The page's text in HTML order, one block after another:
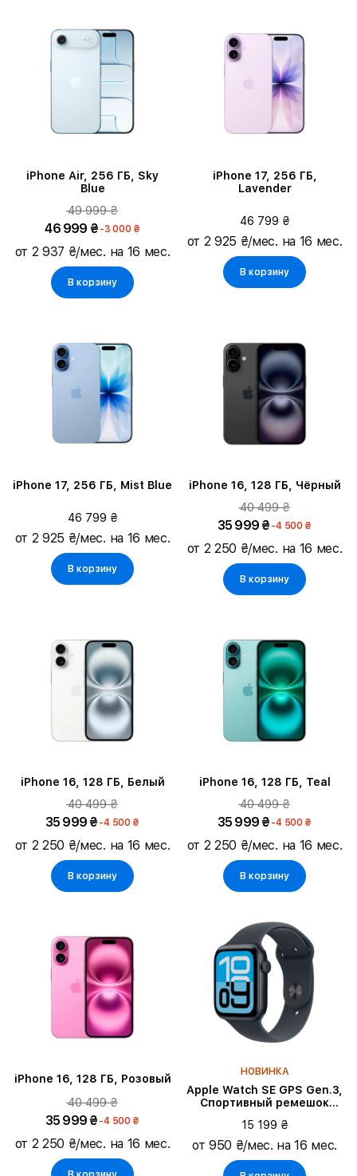
iPhone Air, 256 ГБ, Sky
Blue
49 999 ₴
46 999 ₴ -3 000 ₴
от 2 937 ₴/мес. на 16 мес.
В корзину
iPhone 17, 256 ГБ,
Lavender
46 799 ₴
от 2 925 ₴/мес. на 16 мес.
В корзину
iPhone 17, 256 ГБ, Mist Blue
46 799 ₴
от 2 925 ₴/мес. на 16 мес.
В корзину
iPhone 16, 128 ГБ, Чёрный
40 499 ₴
35 999 ₴ -4 500 ₴
от 2 250 ₴/мес. на 16 мес.
В корзину
iPhone 16, 128 ГБ, Белый
40 499 ₴
35 999 ₴ -4 500 ₴
от 2 250 ₴/мес. на 16 мес.
В корзину
iPhone 16, 128 ГБ, Teal
40 499 ₴
35 999 ₴ -4 500 ₴
от 2 250 ₴/мес. на 16 мес.
В корзину
iPhone 16, 128 ГБ, Розовый
40 499 ₴
35 999 ₴ -4 500 ₴
от 2 250 ₴/мес. на 16 мес.
НОВИНКА
Apple Watch SE GPS Gen.3,
Спортивный ремешок
44мм, Тёмная ночь
15 199 ₴
от 950 ₴/мес. на 16 мес.